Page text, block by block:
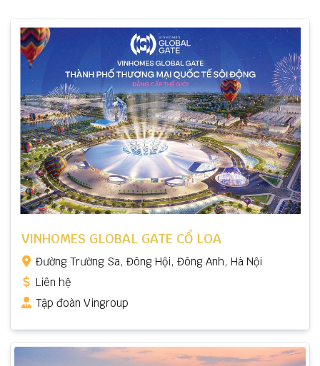
VINHOMES GLOBAL GATE CỔ LOA
Đường Trường Sa, Đông Hội, Đông Anh, Hà Nội
Liên hệ
Tập đoàn Vingroup